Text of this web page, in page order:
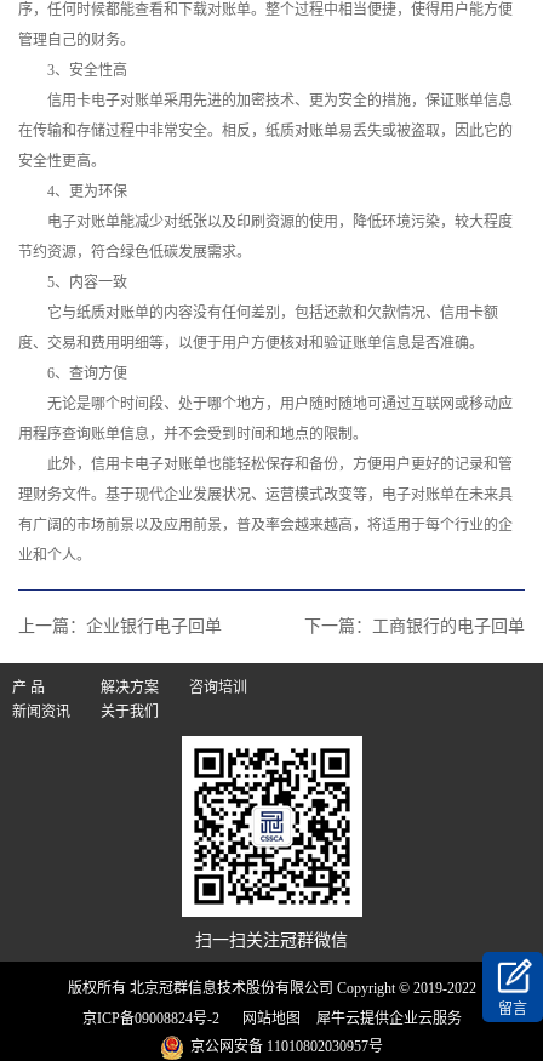
序，任何时候都能查看和下载对账单。整个过程中相当便捷，使得用户能方便
管理自己的财务。
3、安全性高
信用卡电子对账单采用先进的加密技术、更为安全的措施，保证账单信息
在传输和存储过程中非常安全。相反，纸质对账单易丢失或被盗取，因此它的
安全性更高。
4、更为环保
电子对账单能减少对纸张以及印刷资源的使用，降低环境污染，较大程度
节约资源，符合绿色低碳发展需求。
5、内容一致
它与纸质对账单的内容没有任何差别，包括还款和欠款情况、信用卡额
度、交易和费用明细等，以便于用户方便核对和验证账单信息是否准确。
6、查询方便
无论是哪个时间段、处于哪个地方，用户随时随地可通过互联网或移动应
用程序查询账单信息，并不会受到时间和地点的限制。
此外，信用卡电子对账单也能轻松保存和备份，方便用户更好的记录和管
理财务文件。基于现代企业发展状况、运营模式改变等，电子对账单在未来具
有广阔的市场前景以及应用前景，普及率会越来越高，将适用于每个行业的企
业和个人。‍
上一篇： 企业银行电子回单 下一篇： 工商银行的电子回单
产 品 解决方案
咨询培训
新闻资讯
关于我们
扫一扫关注冠群微信
版权所有 北京冠群信息技术股份有限公司 Copyright © 2019-2022
京ICP备09008824号-2
网站地图
犀牛云提供企业云服务
京公网安备 11010802030957号
留言